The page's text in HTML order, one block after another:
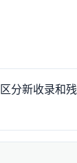
分新收录和残